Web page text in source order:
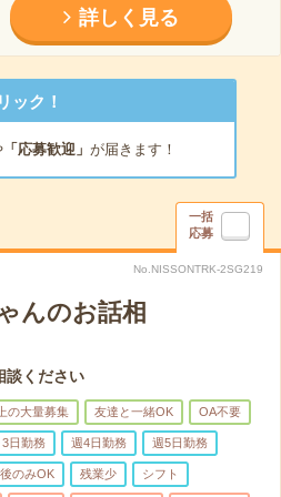
詳しく見る
ック！
「応募歓迎」 が届きます！
一括
応募
No.NISSONTRK-2SG219
んのお話相
ください
の大量募集 友達と一緒OK OA不要
日勤務 週4日勤務 週5日勤務
のみOK 残業少 シフト